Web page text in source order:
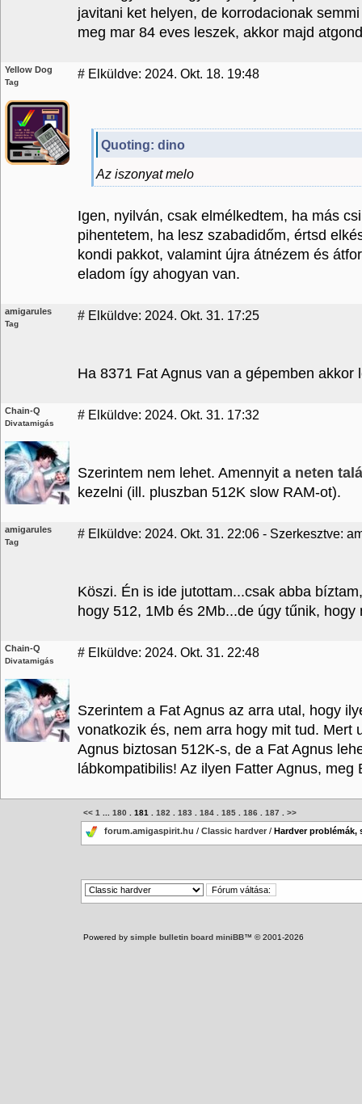
javitani ket helyen, de korrodacionak
meg mar 84 eves leszek, akkor majd
Yellow Dog
Tag
# Elküldve: 2024. Okt. 18. 19:48
Quoting: dino
Az iszonyat melo
Igen, nyilván, csak elmélkedtem, ha más
pihentetem, ha lesz szabadidőm, értsd
kondi pakkot, valamint újra átnézem és
eladom így ahogyan van.
amigarules
Tag
# Elküldve: 2024. Okt. 31. 17:25
Ha 8371 Fat Agnus van a gépemben akkor
Chain-Q
Divatamigás
# Elküldve: 2024. Okt. 31. 17:32
Szerintem nem lehet. Amennyit a neten
kezelni (ill. pluszban 512K slow RAM-ot).
amigarules
Tag
# Elküldve: 2024. Okt. 31. 22:06 - Szerkesztve:
Köszi. Én is ide jutottam...csak abba
hogy 512, 1Mb és 2Mb...de úgy tűnik, hogy
Chain-Q
Divatamigás
# Elküldve: 2024. Okt. 31. 22:48
Szerintem a Fat Agnus az arra utal, hogy
vonatkozik és, nem arra hogy mit tud. Mert
Agnus biztosan 512K-s, de a Fat Agnus
lábkompatibilis! Az ilyen Fatter Agnus,
<< 1 180 181 182 183 184 185 186 187 >>
forum.amigaspirit.hu / Classic hardver / Hardver problémák,
Powered by simple bulletin board miniBB™ © 2001-2026